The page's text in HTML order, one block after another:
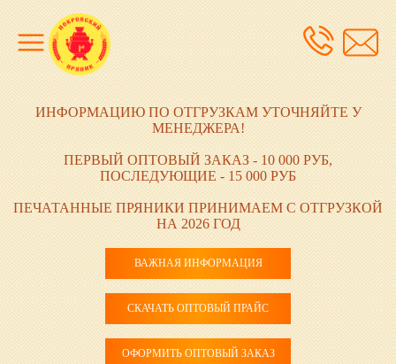
ИНФОРМАЦИЮ ПО ОТГРУЗКАМ УТОЧНЯЙТЕ У
МЕНЕДЖЕРА!
ПЕРВЫЙ ОПТОВЫЙ ЗАКАЗ - 10 000 РУБ,
ПОСЛЕДУЮЩИЕ - 15 000 РУБ
ПЕЧАТАННЫЕ ПРЯНИКИ ПРИНИМАЕМ С ОТГРУЗКОЙ
НА 2026 ГОД
ВАЖНАЯ ИНФОРМАЦИЯ
СКАЧАТЬ ОПТОВЫЙ ПРАЙС
ОФОРМИТЬ ОПТОВЫЙ ЗАКАЗ